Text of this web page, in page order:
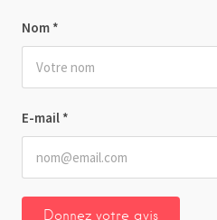
Nom *
E-mail *